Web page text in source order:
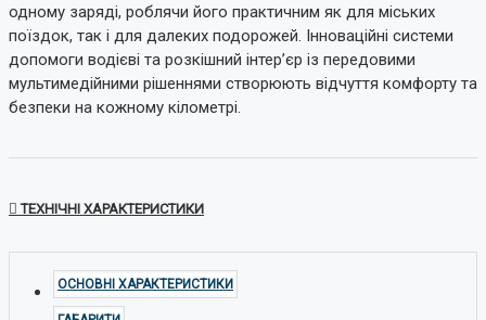
одному заряді, роблячи його практичним як для міських
поїздок, так і для далеких подорожей. Інноваційні системи
допомоги водієві та розкішний інтер’єр із передовими
мультимедійними рішеннями створюють відчуття комфорту та
безпеки на кожному кілометрі.
ТЕХНІЧНІ ХАРАКТЕРИСТИКИ
ОСНОВНІ ХАРАКТЕРИСТИКИ